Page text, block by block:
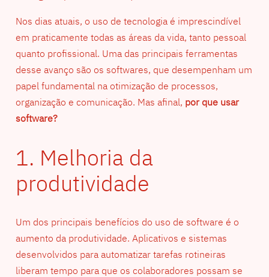
Nos dias atuais, o uso de tecnologia é imprescindível
em praticamente todas as áreas da vida, tanto pessoal
quanto profissional. Uma das principais ferramentas
desse avanço são os softwares, que desempenham um
papel fundamental na otimização de processos,
organização e comunicação. Mas afinal, por que usar
software?
1. Melhoria da
produtividade
Um dos principais benefícios do uso de software é o
aumento da produtividade. Aplicativos e sistemas
desenvolvidos para automatizar tarefas rotineiras
liberam tempo para que os colaboradores possam se